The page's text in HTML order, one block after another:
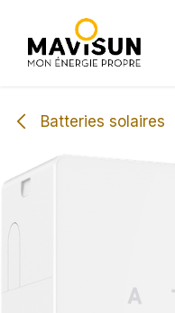
Batteries solaires